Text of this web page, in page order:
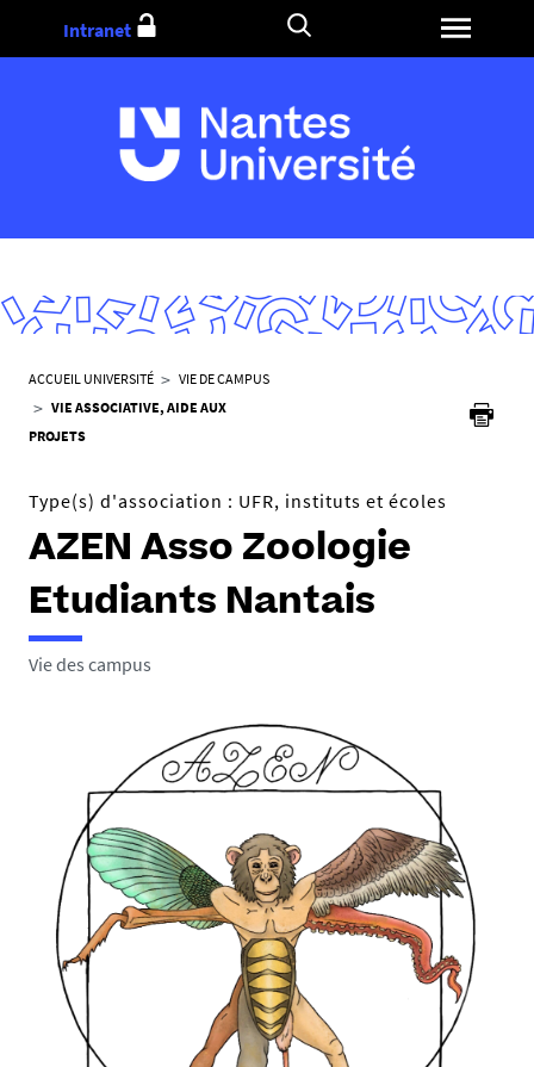
Aller
Intranet
V
o
u
ê
e
c
i
ACCUEIL UNIVERSITÉ
VIE DE CAMPUS
VIE ASSOCIATIVE, AIDE AUX
PROJETS
Type(s) d'association : UFR, instituts et écoles
AZEN Asso Zoologie
Etudiants Nantais
Vie des campus